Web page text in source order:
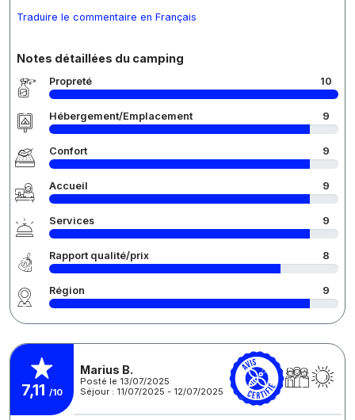
Traduire le commentaire en Français
Notes détaillées du camping
Propreté 10
Hébergement/Emplacement 9
Confort 9
Accueil 9
Services 9
Rapport qualité/prix 8
Région 9
7,11 /10
Marius B.
Posté le 13/07/2025
Séjour : 11/07/2025 - 12/07/2025